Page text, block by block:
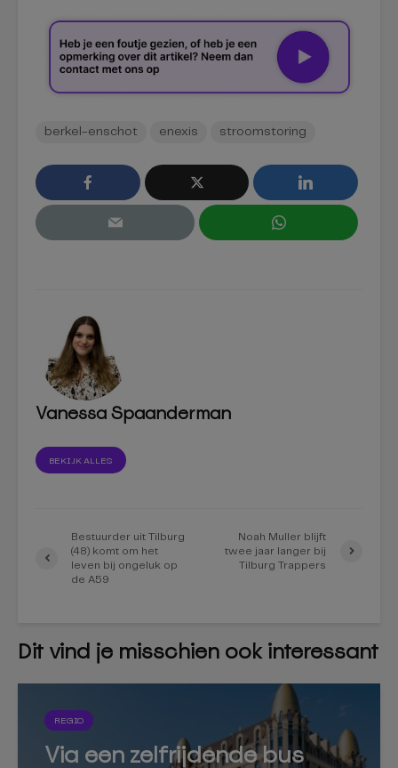
berkel-enschot enexis stroomstoring
Vanessa Spaanderman
BEKIJK ALLES
Bestuurder uit Tilburg
(48) komt om het
leven bij ongeluk op
de A59
Noah Muller blijft
twee jaar langer bij
Tilburg Trappers
Dit vind je misschien ook interessant
REGIO
Via een zelfrijdende bus